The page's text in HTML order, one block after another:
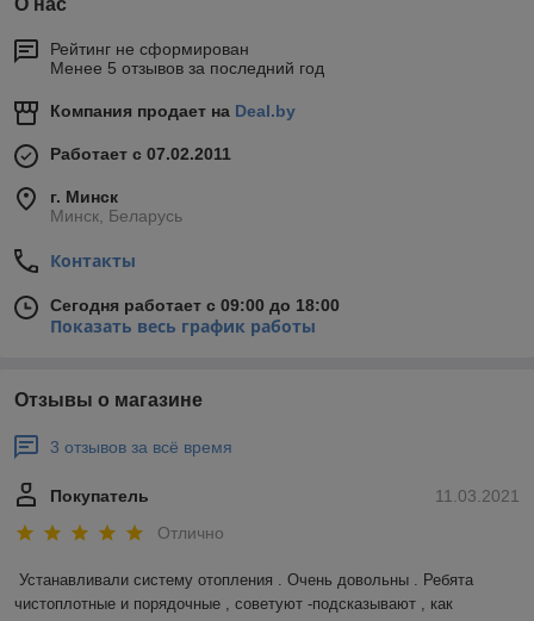
О нас
Рейтинг не сформирован
Менее 5 отзывов за последний год
Компания продает на Deal.by
Работает с 07.02.2011
г. Минск
Минск, Беларусь
Контакты
Сегодня работает с 09:00 до 18:00
Показать весь график работы
Отзывы о магазине
3 отзывов за всё время
11.03.2021
Покупатель
Отлично
Устанавливали систему отопления . Очень довольны . Ребята
чистоплотные и порядочные , советуют -подсказывают , как